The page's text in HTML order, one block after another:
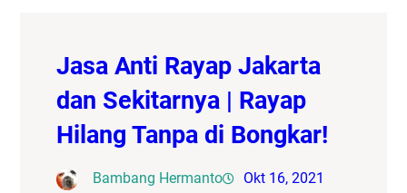
Jasa Anti Rayap Jakarta
dan Sekitarnya | Rayap
Hilang Tanpa di Bongkar!
Bambang Hermanto Okt 16, 2021